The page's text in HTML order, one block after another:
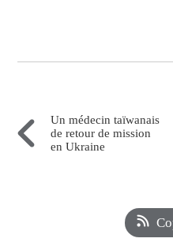
Un médecin taïwanais
de retour de mission
en Ukraine